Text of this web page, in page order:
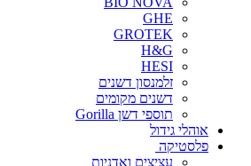
GHE
GROTEK
H&G
HESI
זלמנסון דשנים
דשנים מקומים
תוספי דשן Gorilla
אוהלי גידול
פלסטיקה
עציצים ואדניות